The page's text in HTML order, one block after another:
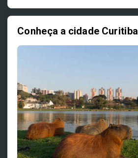
Conheça a cidade Curitiba